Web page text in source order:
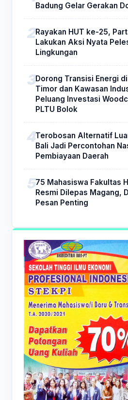
Badung Gelar Gerakan
Rayakan HUT ke-25,
Lakukan Aksi Nyata
Lingkungan
Dorong Transisi Energi di
Timor dan Kawasan
Peluang Investasi
PLTU Bolok
Terobosan Alternatif
Bali Jadi Percontohan
Pembiayaan Daerah
75 Mahasiswa Fakultas
Resmi Dilepas Magang,
Pesan Penting